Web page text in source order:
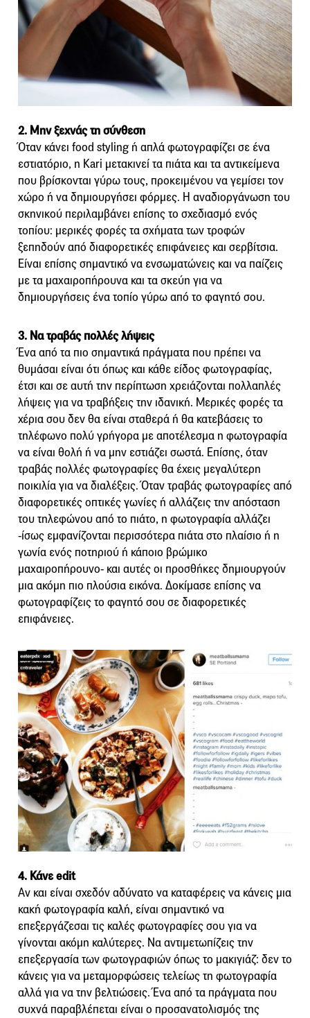
2. Μην ξεχνάς τη σύνθεση
Όταν κάνει food styling ή απλά φωτογραφίζει σε ένα
εστιατόριο, η Kari μετακινεί τα πιάτα και τα αντικείμενα
που βρίσκονται γύρω τους, προκειμένου να γεμίσει τον
χώρο ή να δημιουργήσει φόρμες. Η αναδιοργάνωση του
σκηνικού περιλαμβάνει επίσης το σχεδιασμό ενός
τοπίου: μερικές φορές τα σχήματα των τροφών
ξεπηδούν από διαφορετικές επιφάνειες και σερβίτσια.
Είναι επίσης σημαντικό να ενσωματώνεις και να παίζεις
με τα μαχαιροπήρουνα και τα σκεύη για να
δημιουργήσεις ένα τοπίο γύρω από το φαγητό σου.
3. Να τραβάς πολλές λήψεις
Ένα από τα πιο σημαντικά πράγματα που πρέπει να
θυμάσαι είναι ότι όπως και κάθε είδος φωτογραφίας,
έτσι και σε αυτή την περίπτωση χρειάζονται πολλαπλές
λήψεις για να τραβήξεις την ιδανική. Μερικές φορές τα
χέρια σου δεν θα είναι σταθερά ή θα κατεβάσεις το
τηλέφωνο πολύ γρήγορα με αποτέλεσμα η φωτογραφία
να είναι θολή ή να μην εστιάζει σωστά. Επίσης, όταν
τραβάς πολλές φωτογραφίες θα έχεις μεγαλύτερη
ποικιλία για να διαλέξεις. Όταν τραβάς φωτογραφίες από
διαφορετικές οπτικές γωνίες ή αλλάζεις την απόσταση
του τηλεφώνου από το πιάτο, η φωτογραφία αλλάζει
-ίσως εμφανίζονται περισσότερα πιάτα στο πλαίσιο ή η
γωνία ενός ποτηριού ή κάποιο βρώμικο
μαχαιροπήρουνο- και αυτές οι προσθήκες δημιουργούν
μια ακόμη πιο πλούσια εικόνα. Δοκίμασε επίσης να
φωτογραφίζεις το φαγητό σου σε διαφορετικές
επιφάνειες.
4. Κάνε edit
Αν και είναι σχεδόν αδύνατο να καταφέρεις να κάνεις μια
κακή φωτογραφία καλή, είναι σημαντικό να
επεξεργάζεσαι τις καλές φωτογραφίες σου για να
γίνονται ακόμη καλύτερες. Να αντιμετωπίζεις την
επεξεργασία των φωτογραφιών όπως το μακιγιάζ: δεν το
κάνεις για να μεταμορφώσεις τελείως τη φωτογραφία
αλλά για να την βελτιώσεις. Ένα από τα πράγματα που
συχνά παραβλέπεται είναι ο προσανατολισμός της